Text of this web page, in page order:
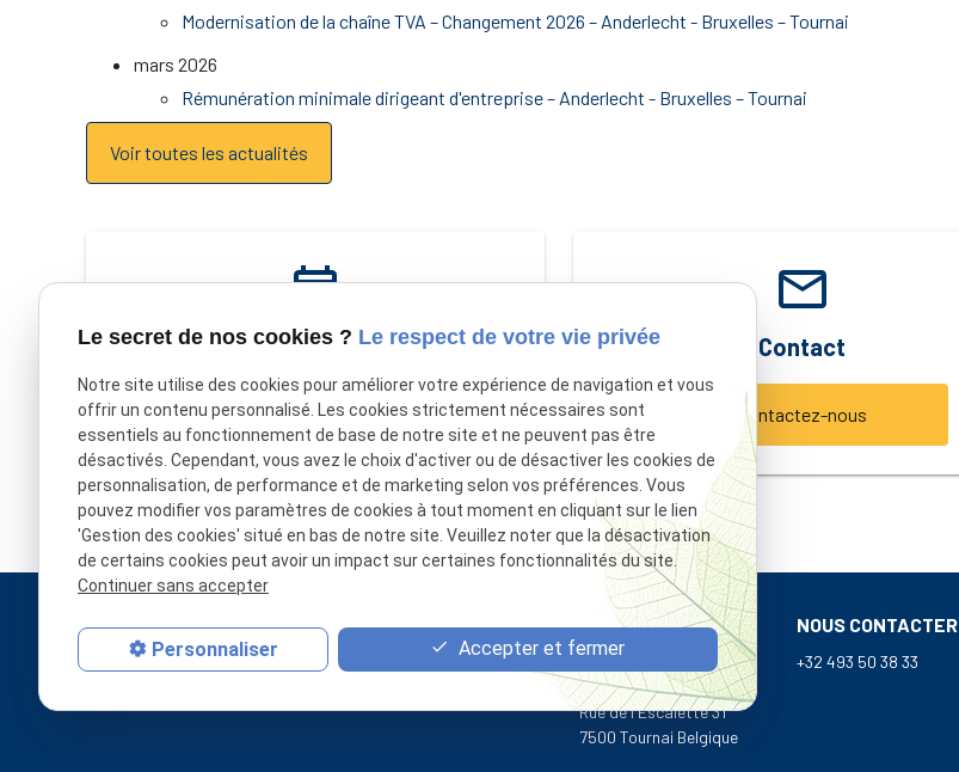
Modernisation de la chaîne TVA – Changement 2026 – Anderlecht - Bruxelles – Tournai
mars 2026
Rémunération minimale dirigeant d'entreprise – Anderlecht - Bruxelles – Tournai
Voir toutes les actualités
event
Rendez-vous
Je prends rendez-vous en ligne
email
Contact
Contactez-nous
NOUS RETROUVER
Av. Gounod 33
1070 Anderlecht
Rue de l'Escalette 31
7500 Tournai Belgique
NOUS CONTACTER
+32 493 50 38 33
Le secret de nos cookies ? Le respect de votre vie privée
Notre site utilise des cookies pour améliorer votre expérience de navigation et vous
offrir un contenu personnalisé. Les cookies strictement nécessaires sont
essentiels au fonctionnement de base de notre site et ne peuvent pas être
désactivés. Cependant, vous avez le choix d'activer ou de désactiver les cookies de
personnalisation, de performance et de marketing selon vos préférences. Vous
pouvez modifier vos paramètres de cookies à tout moment en cliquant sur le lien
'Gestion des cookies' situé en bas de notre site. Veuillez noter que la désactivation
de certains cookies peut avoir un impact sur certaines fonctionnalités du site.
Continuer sans accepter
Personnaliser Accepter et fermer